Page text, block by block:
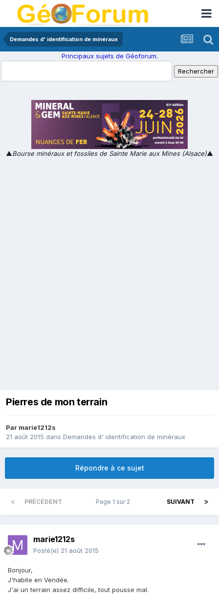
Demandes d' identification de minéraux
Principaux sujets de Géoforum.
▲Bourse minéraux et fossiles de Sainte Marie aux Mines (Alsace)▲
Pierres de mon terrain
Par marie1212s
21 août 2015 dans Demandes d' identification de minéraux
Répondre à ce sujet
PRÉCÉDENT SUIVANT
Page 1 sur 2
marie1212s
Posté(e) 21 août 2015
Bonjour,
J'habite en Vendée.
J'ai un terrain assez difficile, tout pousse mal.